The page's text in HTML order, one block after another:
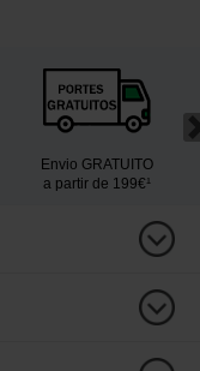
Envio GRATUITO
a partir de 199€¹